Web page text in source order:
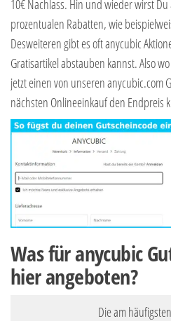
10€ Nachlass. Hin und wieder wirst
prozentualen Rabatten, wie
Desweiteren gibt es oft anycubic
Gratisartikel abstauben kannst. Also
jetzt einen von unseren anycubic.com
nächsten Onlineeinkauf den Endpreis
Was für anycubic
hier angeboten?
Die am